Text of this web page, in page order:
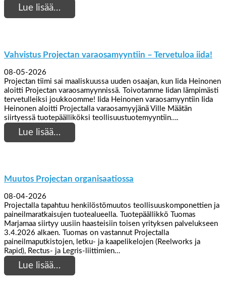
Lue lisää…
Vahvistus Projectan varaosamyyntiin – Tervetuloa iida!
08-05-2026
Projectan tiimi sai maaliskuussa uuden osaajan, kun Iida Heinonen
aloitti Projectan varaosamyynnissä. Toivotamme Iidan lämpimästi
tervetulleiksi joukkoomme! Iida Heinonen varaosamyyntiin Iida
Heinonen aloitti Projectalla varaosamyyjänä Ville Määtän
siirtyessä tuotepäälliköksi teollisuustuotemyyntiin….
Lue lisää…
Muutos Projectan organisaatiossa
08-04-2026
Projectalla tapahtuu henkilöstömuutos teollisuuskomponettien ja
paineilmaratkaisujen tuotealueella. Tuotepäällikkö Tuomas
Marjamaa siirtyy uusiin haasteisiin toisen yrityksen palvelukseen
3.4.2026 alkaen. Tuomas on vastannut Projectalla
paineilmaputkistojen, letku- ja kaapelikelojen (Reelworks ja
Rapid), Rectus- ja Legris-liittimien…
Lue lisää…